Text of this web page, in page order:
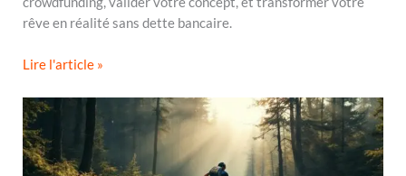
rêve en réalité sans dette bancaire.
Lire l'article »